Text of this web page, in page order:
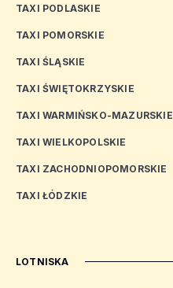
TAXI PODLASKIE
TAXI POMORSKIE
TAXI ŚLĄSKIE
TAXI ŚWIĘTOKRZYSKIE
TAXI WARMIŃSKO-MAZURSKIE
TAXI WIELKOPOLSKIE
TAXI ZACHODNIOPOMORSKIE
TAXI ŁÓDZKIE
LOTNISKA